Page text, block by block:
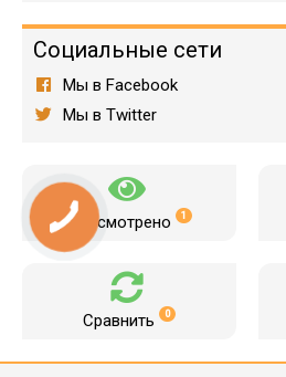
Социальные сети
Мы в Facebook
Мы в Twitter
Просмотрено 1
Сравнить 0